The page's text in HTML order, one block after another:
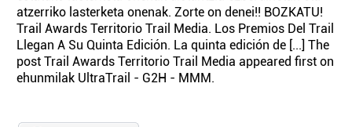
atzerriko lasterketa onenak. Zorte on denei!! BOZKATU!
Trail Awards Territorio Trail Media. Los Premios Del Trail
Llegan A Su Quinta Edición. La quinta edición de [...] The
post Trail Awards Territorio Trail Media appeared first on
ehunmilak UltraTrail - G2H - MMM.